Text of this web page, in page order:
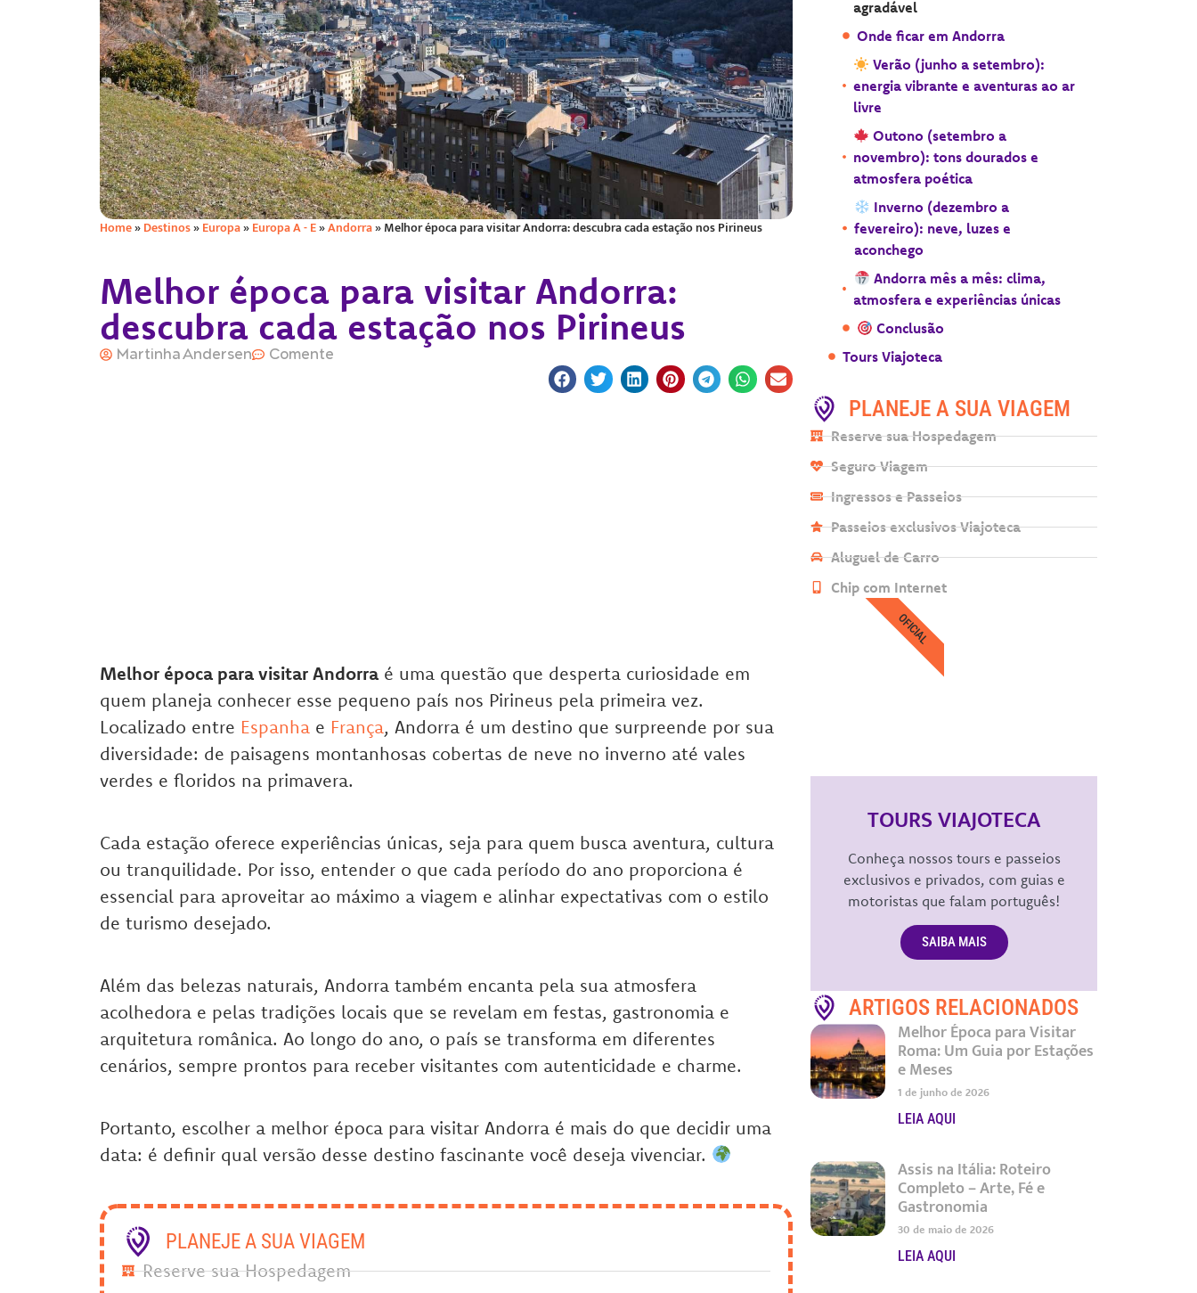
Home»Destinos»Europa»Europa A - E»Andorra»Melhor época para visitar Andorra: descubra cada estação nos Pirineus
Melhor época para visitar Andorra:
descubra cada estação nos Pirineus
Martinha Andersen Comente
Melhor época para visitar Andorra é uma questão que desperta curiosidade em
quem planeja conhecer esse pequeno país nos Pirineus pela primeira vez.
Localizado entre Espanha e França, Andorra é um destino que surpreende por sua
diversidade: de paisagens montanhosas cobertas de neve no inverno até vales
verdes e floridos na primavera.
Cada estação oferece experiências únicas, seja para quem busca aventura, cultura
ou tranquilidade. Por isso, entender o que cada período do ano proporciona é
essencial para aproveitar ao máximo a viagem e alinhar expectativas com o estilo
de turismo desejado.
Além das belezas naturais, Andorra também encanta pela sua atmosfera
acolhedora e pelas tradições locais que se revelam em festas, gastronomia e
arquitetura românica. Ao longo do ano, o país se transforma em diferentes
cenários, sempre prontos para receber visitantes com autenticidade e charme.
Portanto, escolher a melhor época para visitar Andorra é mais do que decidir uma
data: é definir qual versão desse destino fascinante você deseja vivenciar.
PLANEJE A SUA VIAGEM
Reserve sua Hospedagem
agradável
Onde ficar em Andorra
Verão (junho a setembro):
energia vibrante e aventuras ao ar
livre
Outono (setembro a
novembro): tons dourados e
atmosfera poética
Inverno (dezembro a
fevereiro): neve, luzes e
aconchego
Andorra mês a mês: clima,
atmosfera e experiências únicas
Conclusão
Tours Viajoteca
PLANEJE A SUA VIAGEM
Reserve sua Hospedagem
Seguro Viagem
Ingressos e Passeios
Passeios exclusivos Viajoteca
Aluguel de Carro
Chip com Internet
TOURS VIAJOTECA
Conheça nossos tours e passeios
exclusivos e privados, com guias e
motoristas que falam português!
SAIBA MAIS
OFICIAL
ARTIGOS RELACIONADOS
Melhor Época para Visitar
Roma: Um Guia por Estações
e Meses
1 de junho de 2026
LEIA AQUI
Assis na Itália: Roteiro
Completo – Arte, Fé e
Gastronomia
30 de maio de 2026
LEIA AQUI